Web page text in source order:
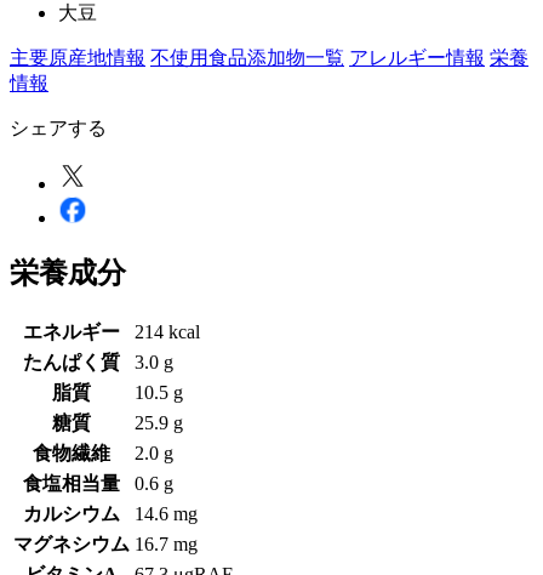
大豆
主要原産地情報 不使用食品添加物一覧 アレルギー情報 栄養
情報
シェアする
栄養成分
エネルギー
214 kcal
たんぱく質
3.0 g
脂質
10.5 g
糖質
25.9 g
食物繊維
2.0 g
食塩相当量
0.6 g
カルシウム
14.6 mg
マグネシウム 16.7 mg